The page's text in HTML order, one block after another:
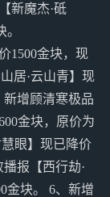
新魔杰·砥
1500金块，现
居·云山青】现
新增顾清寒极品
金块，原价为
眼】现已降价
报【西行劫·
金块。 6、新增